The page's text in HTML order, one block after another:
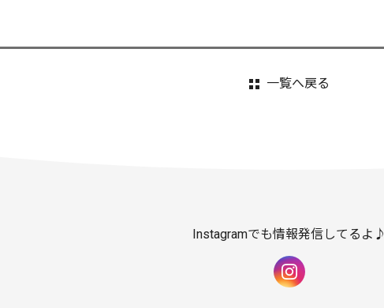
一覧へ戻る
Instagramでも情報発信してるよ♪